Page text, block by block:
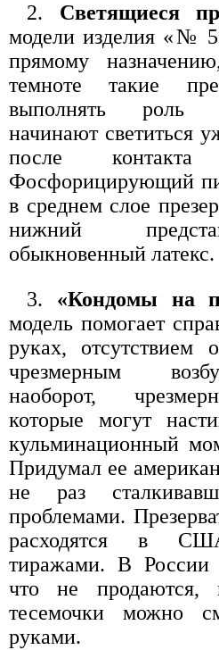
2. Светящиеся
модели изделия «№
прямому
темноте такие
выполнять роль
начинают светиться
после
Фосфорицирующий
в среднем слое
нижний
обыкновенный латекс.
3. «Кондомы на
модель помогает
руках, отсутствием
чрезмерным
наоборот,
которые могут
кульминационный
Придумал ее
не раз
проблемами.
расходятся в
тиражами. В России
что не
тесемочки можно
руками.